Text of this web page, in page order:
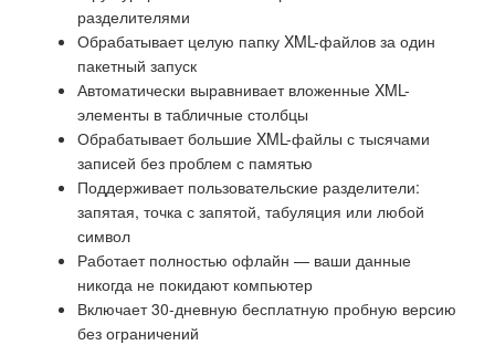
разделителями
Обрабатывает целую папку XML-файлов за один
пакетный запуск
Автоматически выравнивает вложенные XML-
элементы в табличные столбцы
Обрабатывает большие XML-файлы с тысячами
записей без проблем с памятью
Поддерживает пользовательские разделители:
запятая, точка с запятой, табуляция или любой
символ
Работает полностью офлайн — ваши данные
никогда не покидают компьютер
Включает 30-дневную бесплатную пробную версию
без ограничений